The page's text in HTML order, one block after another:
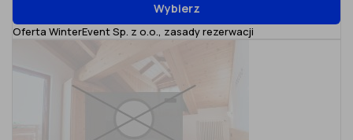
Wybierz
Oferta WinterEvent Sp. z o.o., zasady rezerwacji